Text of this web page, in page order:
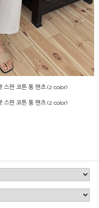
스판 코튼 통 팬츠 (2 color)
스판 코튼 통 팬츠 (2 color)